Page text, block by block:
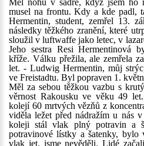
Měl nohu v sádře, když jsem ho
musel na frontu. Kdy a kde padl,
Hermentin, student, zemřel 13.
následky těžkého zranění, které
sloužil v luftwaffe jako letec, v
Jeho sestra Resi Hermentinová
kříže. Válku přežila, ale zemřela
let. - Ludwig Hermentin, můj
ve Freistadtu. Byl popraven 1.
Měl za sebou těžkou vazbu s
věrnost Rakousku ve věku 49
kolejí 60 mrtvých vězňů z
viděla ležet před nádražím u nás
koleji stál vlak plný potravin a
potravinové lístky a šatenky, bylo
vlak jet, jsme nevěděli. Lidé